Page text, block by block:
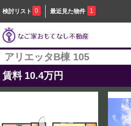
検討リスト 0 最近見た物件 1
アリエッタB棟 105
賃料 10.4万円